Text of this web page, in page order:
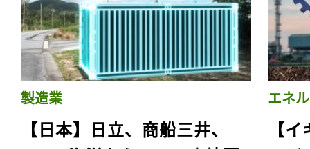
製造業
【日本】日立、商船三井、
エネ
【